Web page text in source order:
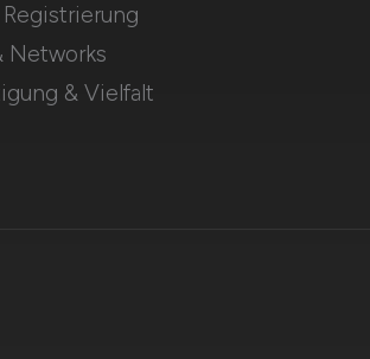
Networks
& Vielfalt